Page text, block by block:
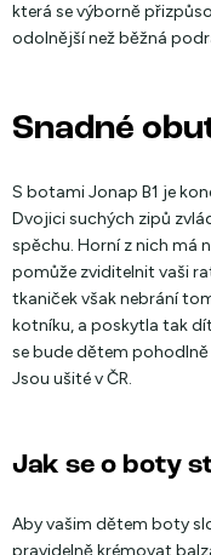
která se výborně
odolnější než běžná
Snadné
S botami Jonap B1 je
Dvojici suchých zipů
spěchu. Horní z nich má
pomůže zviditelnit vaši
tkaniček však nebrání
kotníku, a poskytla tak
se bude dětem
Jsou ušité v ČR.
Jak se o boty
Aby vašim dětem boty
pravidelně krémovat